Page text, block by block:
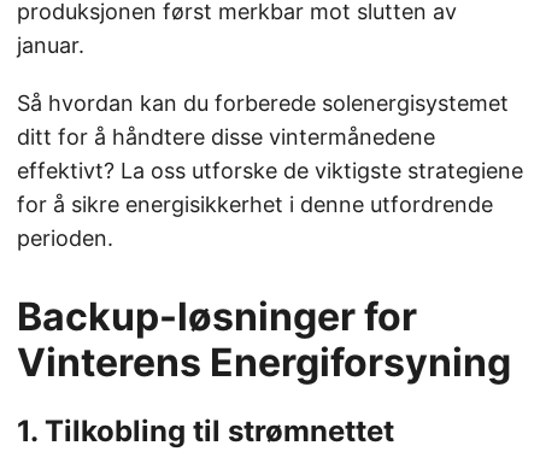
produksjonen først merkbar mot slutten av
januar.
Så hvordan kan du forberede solenergisystemet
ditt for å håndtere disse vintermånedene
effektivt? La oss utforske de viktigste strategiene
for å sikre energisikkerhet i denne utfordrende
perioden.
Backup-løsninger for
Vinterens Energiforsyning
1. Tilkobling til strømnettet